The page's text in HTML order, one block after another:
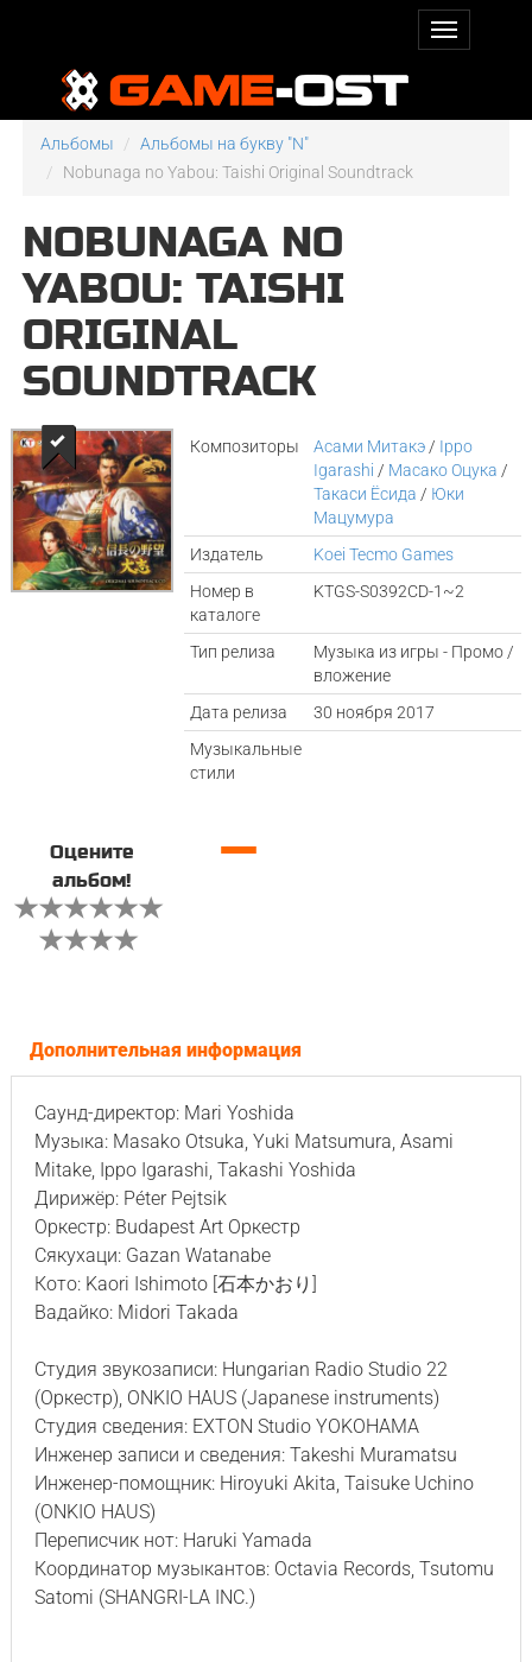
Альбомы
Альбомы на букву "N"
Nobunaga no Yabou: Taishi Original Soundtrack
NOBUNAGA NO
YABOU: TAISHI
ORIGINAL
SOUNDTRACK
Композиторы Асами Митакэ / Ippo
Igarashi / Масако Оцука /
Такаси Ёсида / Юки
Мацумура
Издатель
Koei Tecmo Games
Номер в
каталоге
KTGS-S0392CD-1~2
Тип релиза
Музыка из игры - Промо /
вложение
Дата релиза
30 ноября 2017
Музыкальные
стили
Оцените
альбом!
—
Дополнительная информация
Саунд-директор: Mari Yoshida
Музыка: Masako Otsuka, Yuki Matsumura, Asami
Mitake, Ippo Igarashi, Takashi Yoshida
Дирижёр: Péter Pejtsik
Оркестр: Budapest Art Оркестр
Сякухаци: Gazan Watanabe
Кото: Kaori Ishimoto [石本かおり]
Вадайко: Midori Takada
Студия звукозаписи: Hungarian Radio Studio 22
(Оркестр), ONKIO HAUS (Japanese instruments)
Студия сведения: EXTON Studio YOKOHAMA
Инженер записи и сведения: Takeshi Muramatsu
Инженер-помощник: Hiroyuki Akita, Taisuke Uchino
(ONKIO HAUS)
Переписчик нот: Haruki Yamada
Координатор музыкантов: Octavia Records, Tsutomu
Satomi (SHANGRI-LA INC.)